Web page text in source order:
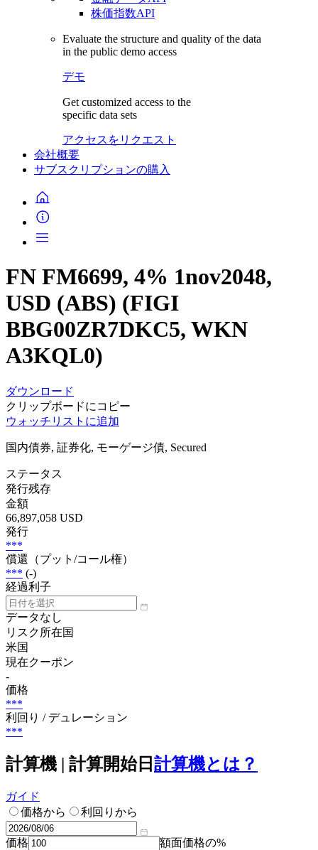
株価指数API
Evaluate the structure and quality of the data
in the public demo access
デモ
Get customized access to the
specific data sets
アクセスをリクエスト
会社概要
サブスクリプションの購入
FN FM6699, 4% 1nov2048,
USD (ABS) (FIGI
BBG00ZR7DKC5, WKN
A3KQL0)
ダウンロード
クリップボードにコピー
ウォッチリストに追加
国内債券, 証券化, モーゲージ債, Secured
ステータス
発行残存
金額
66,897,058 USD
発行
***
償還（プット/コール権）
*** (-)
経過利子
データなし
リスク所在国
米国
現在クーポン
-
価格
***
利回り / デュレーション
***
計算機 | 計算開始日 計算機とは？
ガイド
価格から
利回りから
価格
額面価格の%